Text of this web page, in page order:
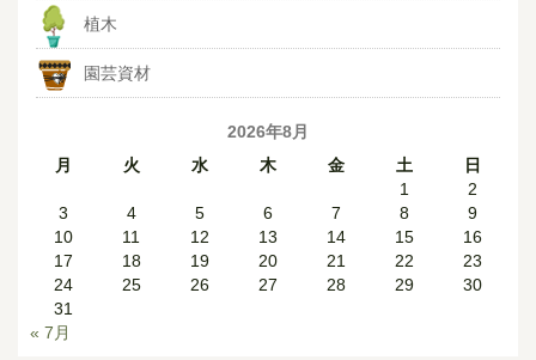
植木
園芸資材
2026年8月
月
火 水 木 金 土
日
1
2
3
4 5 6 7 8
9
10
11 12 13 14 15
16
17
18 19 20 21 22
23
24
25 26 27 28 29
30
31
« 7月